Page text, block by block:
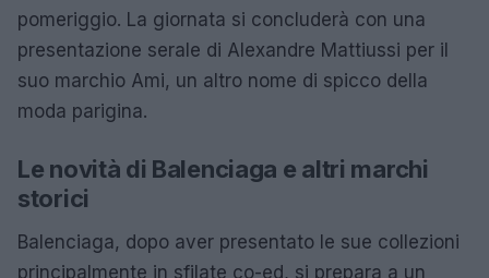
pomeriggio. La giornata si concluderà con una
presentazione serale di Alexandre Mattiussi per il
suo marchio Ami, un altro nome di spicco della
moda parigina.
Le novità di Balenciaga e altri marchi
storici
Balenciaga, dopo aver presentato le sue collezioni
principalmente in sfilate co-ed, si prepara a un